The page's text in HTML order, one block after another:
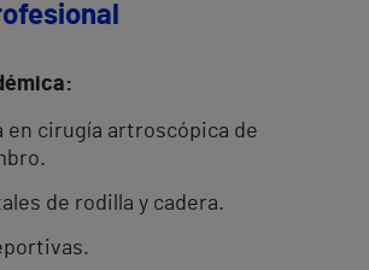
en cirugía artroscópica de
de rodilla y cadera.